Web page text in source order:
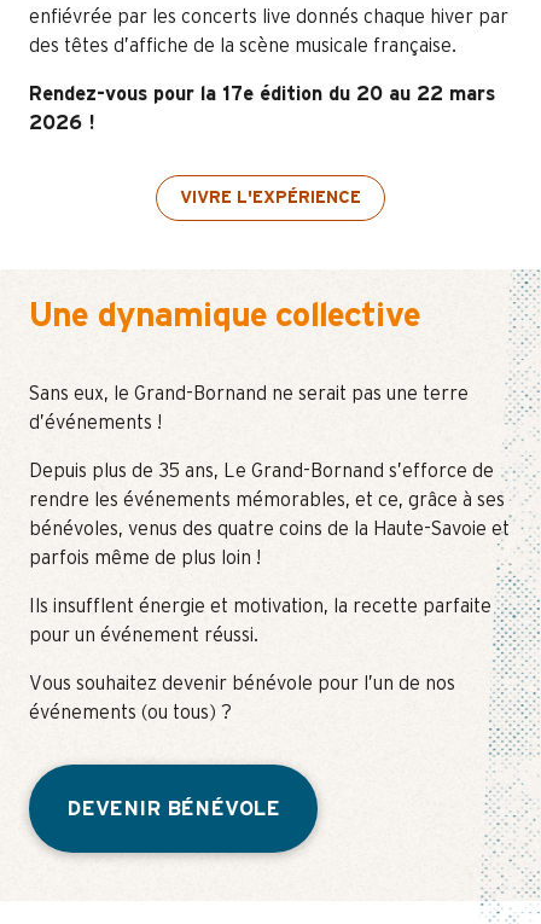
enfiévrée par les concerts live donnés chaque hiver par
des têtes d’affiche de la scène musicale française.
Rendez-vous pour la 17e édition du 20 au 22 mars
2026 !
VIVRE L'EXPÉRIENCE
Une dynamique collective
Sans eux, le Grand-Bornand ne serait pas une terre
d’événements !
Depuis plus de 35 ans, Le Grand-Bornand s’efforce de
rendre les événements mémorables, et ce, grâce à ses
bénévoles, venus des quatre coins de la Haute-Savoie et
parfois même de plus loin !
Ils insufflent énergie et motivation, la recette parfaite
pour un événement réussi.
Vous souhaitez devenir bénévole pour l’un de nos
événements (ou tous) ?
DEVENIR BÉNÉVOLE